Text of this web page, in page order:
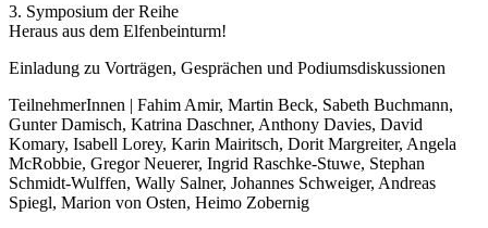
3. Symposium der Reihe
Heraus aus dem Elfenbeinturm!
Einladung zu Vorträgen, Gesprächen und Podiumsdiskussionen
TeilnehmerInnen | Fahim Amir, Martin Beck, Sabeth Buchmann,
Gunter Damisch, Katrina Daschner, Anthony Davies, David
Komary, Isabell Lorey, Karin Mairitsch, Dorit Margreiter, Angela
McRobbie, Gregor Neuerer, Ingrid Raschke-Stuwe, Stephan
Schmidt-Wulffen, Wally Salner, Johannes Schweiger, Andreas
Spiegl, Marion von Osten, Heimo Zobernig